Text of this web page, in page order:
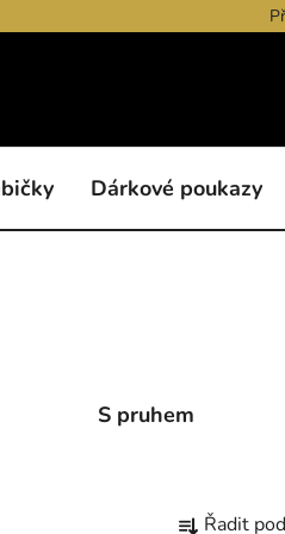
Dárkové poukazy
S pruhem
Řadit